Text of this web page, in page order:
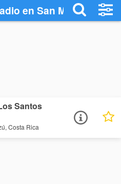
en San Marcos De
Santos
Costa Rica